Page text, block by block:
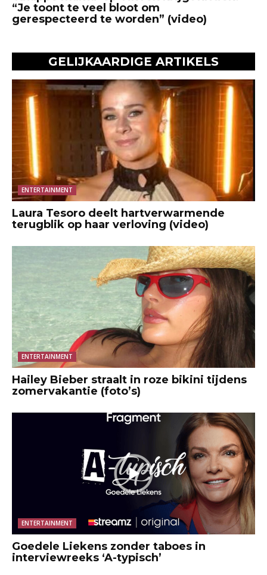
“Je toont te veel bloot om
gerespecteerd te worden” (video)
GELIJKAARDIGE ARTIKELS
ENTERTAINMENT
Laura Tesoro deelt hartverwarmende
terugblik op haar verloving (video)
ENTERTAINMENT
Hailey Bieber straalt in roze bikini tijdens
zomervakantie (foto’s)
ENTERTAINMENT
Goedele Liekens zonder taboes in
interviewreeks ‘A-typisch’